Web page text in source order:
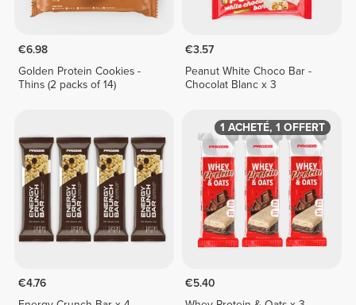
€6.98
Golden Protein Cookies -
Thins (2 packs of 14)
€3.57
Peanut White Choco Bar -
Chocolat Blanc x 3
€4.76
1 ACHETÉ, 1 OFFERT
€5.40